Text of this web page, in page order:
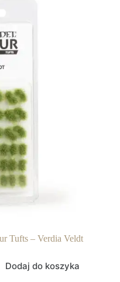
Tufts – Verdia Veldt
Dodaj do koszyka